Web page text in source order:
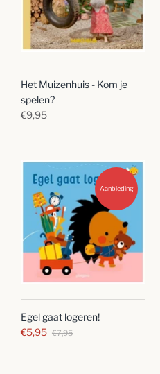
Het Muizenhuis - Kom je
spelen?
€9,95
Aanbieding
Egel gaat logeren!
€5,95 €7,95